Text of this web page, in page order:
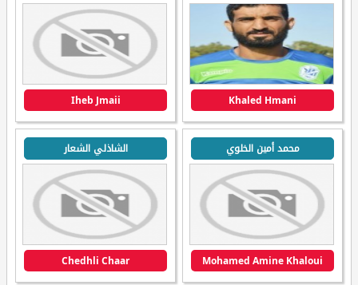
Khaled Hmani
Iheb Jmaii
محمد أمين الخلوي
Mohamed Amine Khaloui
الشاذلي الشعار
Chedhli Chaar